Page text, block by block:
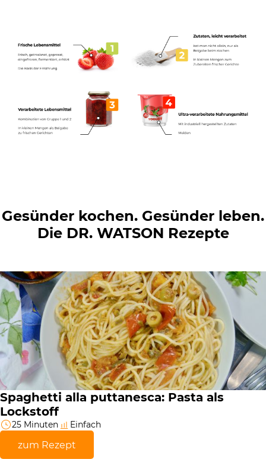
Gesünder kochen. Gesünder leben.
Die DR. WATSON Rezepte
Spaghetti alla puttanesca: Pasta als
Lockstoff
25 Minuten Einfach
zum Rezept